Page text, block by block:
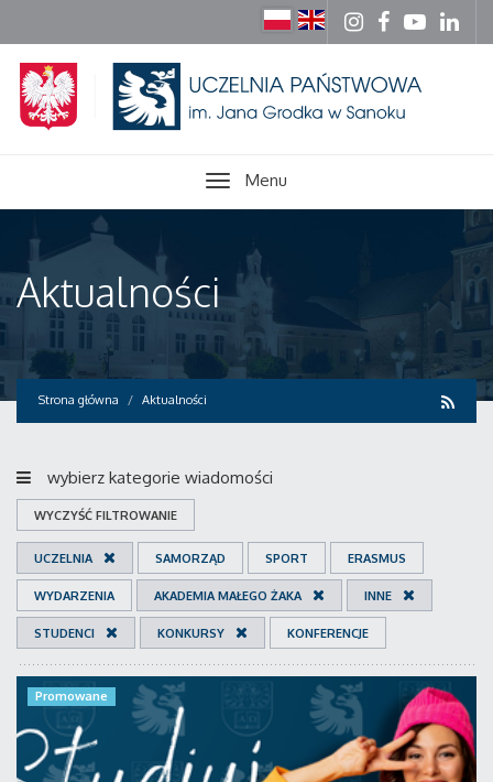
Menu
Aktualności
Strona główna Aktualności
wybierz kategorie wiadomości
WYCZYŚĆ FILTROWANIE
UCZELNIA SAMORZĄD SPORT ERASMUS
WYDARZENIA AKADEMIA MAŁEGO ŻAKA INNE
STUDENCI KONKURSY KONFERENCJE
Promowane